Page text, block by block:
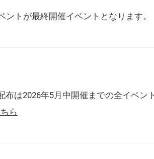
ントが最終開催イベントとなります。
布は2026年5月中開催までの全イベン
ら